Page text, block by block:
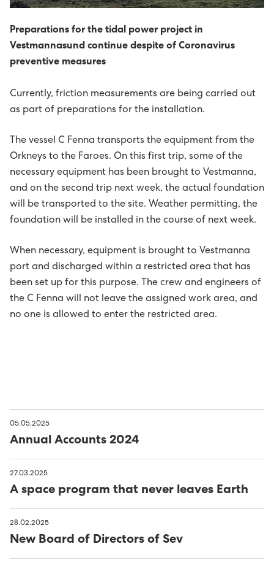
Vegleiðing til uppseting av málarum
B2: Luftteym til kaðalteym
C1: Treytir fyri ravmagnsveiting til nýtarar
C3: Broytingar til felagsreglur
C4: Viðmerkingar og ískoyti
D2: Landsstýriskunngerðir
D2: Landsstýriskunngerðir
Umhugsar tú elbil?
Frámelda RFID-løðispjaldur
Mýruverkið II - pumpuskipan í Vestmanna
Orkuverk
Framleiðslan kring landið
Leys størv
Starvsfólk til høvuðskontrollrúmið
Tøkningur við áræði til myllur og battaríir
KT-mennari til Sev
Maskinmeistari til grønu orkuverkini hjá Sev
Starvsfólk til køkin
Avloysarar til Vágsverkið í summarfrítíðini
Summarstørv
Elektrikari til Sundsverkið
Arbeiðsfólk til Sundsverkið
Elektrikari/elinnleggjari til eltøknideildina
Nevndin
Vís alt...
Tøl, treytir og frágreiðingar
Eldri gjaldskráir
Ársroknskapur 2025
Ársroknskapur 2024
Vís alt...
Tíðindi
Webcasts
Spurningar og svar
Vís alt...
Kennifílur (cookies)
Kunning um dátuvernd
Sev - sum allir føroyingar eiga
About us
Board of Directors
Group Executive Management
Organisational diagram
History
Reports
Powering an island community with 100%
Sumba solar power plant
Minesto - tidal energy project
Pumped storage
Vís alt...
EV - Electrical vehicles
Preparations for the tidal power project in
Vestmannasund continue despite of Coronavirus
preventive measures
Currently, friction measurements are being carried out
as part of preparations for the installation.
The vessel C Fenna transports the equipment from the
Orkneys to the Faroes. On this first trip, some of the
necessary equipment has been brought to Vestmanna,
and on the second trip next week, the actual foundation
will be transported to the site. Weather permitting, the
foundation will be installed in the course of next week.
When necessary, equipment is brought to Vestmanna
port and discharged within a restricted area that has
been set up for this purpose. The crew and engineers of
the C Fenna will not leave the assigned work area, and
no one is allowed to enter the restricted area.
05.05.2025
Annual Accounts 2024
27.03.2025
A space program that never leaves Earth
28.02.2025
New Board of Directors of Sev